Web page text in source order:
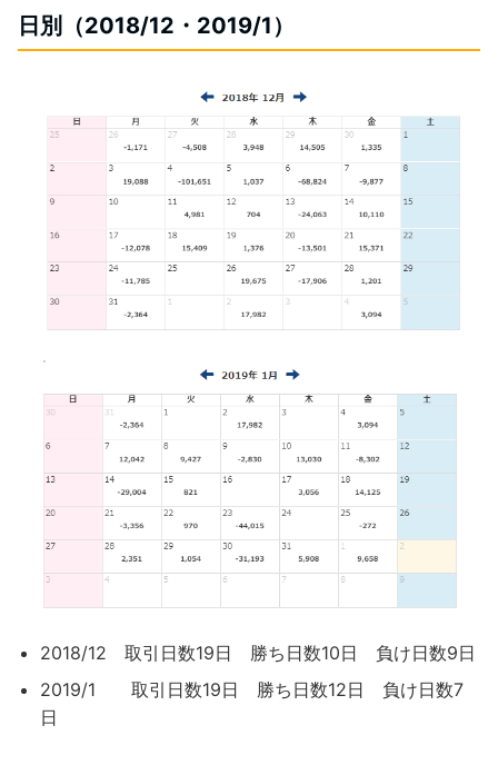
日別（2018/12・2019/1）
2018/12 取引日数19日 勝ち日数10日 負け日数9日
2019/1 取引日数19日 勝ち日数12日 負け日数7
日